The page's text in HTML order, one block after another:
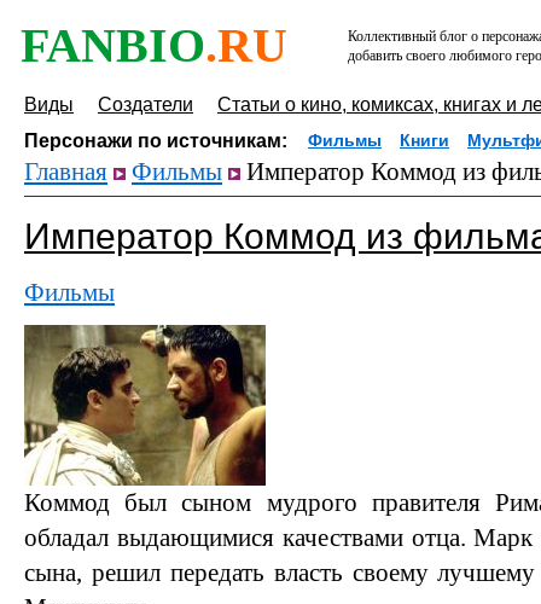
FANBIO.RU
Коллективный блог о
добавить своего любимого
Виды Создатели
Статьи о кино, комиксах, книгах и
Персонажи по источникам:
Фильмы Книги
Главная Фильмы Император Коммод из
Император Коммод из
Фильмы
Коммод был сыном мудрого правителя
обладал выдающимися качествами отца. Марк
сына, решил передать власть своему лучшему